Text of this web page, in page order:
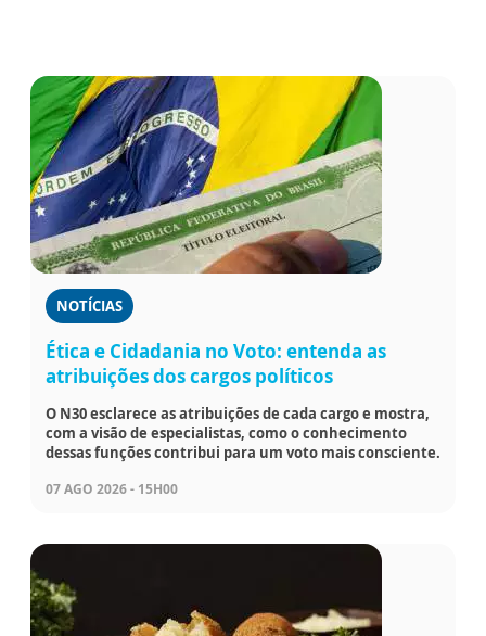
NOTÍCIAS
Ética e Cidadania no Voto: entenda as
atribuições dos cargos políticos
O N30 esclarece as atribuições de cada cargo e mostra,
com a visão de especialistas, como o conhecimento
dessas funções contribui para um voto mais consciente.
07 AGO 2026 - 15H00